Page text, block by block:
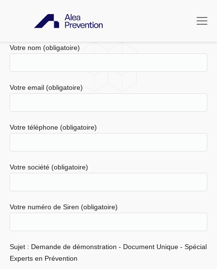
Votre nom (obligatoire)
Votre email (obligatoire)
Votre téléphone (obligatoire)
Votre société (obligatoire)
Votre numéro de Siren (obligatoire)
Sujet : Demande de démonstration - Document Unique - Spécial
Experts en Prévention